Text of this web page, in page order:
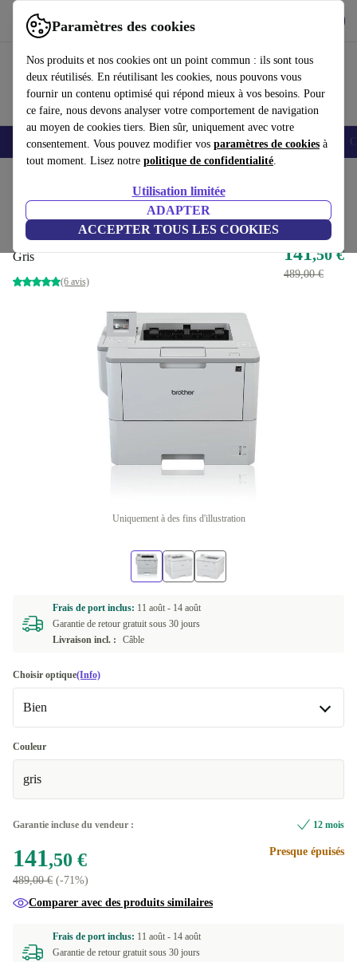
Paramètres des cookies
Nos produits et nos cookies ont un point commun : ils sont tous
deux réutilisés. En réutilisant les cookies, nous pouvons vous
fournir un contenu optimisé qui répond mieux à vos besoins. Pour
ce faire, nous devons analyser votre comportement de navigation
au moyen de cookies tiers. Bien sûr, uniquement avec votre
consentement. Vous pouvez modifier vos paramètres de cookies à
tout moment. Lisez notre politique de confidentialité.
Utilisation limitée
ADAPTER
ACCEPTER TOUS LES COOKIES
Utilisez refurbed rapidement et facilement
Smartphones Laptops Tablettes Montres connectées Accessoires
Meilleure offre
Brother HL-L6300DW
Gris
(6 avis)
141,50 €
489,00 €
Uniquement à des fins d'illustration
Frais de port inclus: 11 août - 14 août
Garantie de retour gratuit sous 30 jours
Livraison incl. :
Câble
Choisir optique(Info)
Bien
Bien
Très bien
+83,45 €
Couleur
gris
Garantie incluse du vendeur : 12 mois
141,50 €
489,00 € (-71%)
Presque épuisés
Comparer avec des produits similaires
Frais de port inclus: 11 août - 14 août
Garantie de retour gratuit sous 30 jours